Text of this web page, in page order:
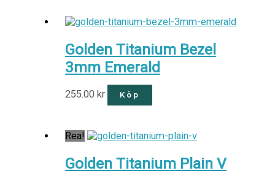
Golden Titanium Bezel
3mm Emerald
255.00 kr Köp
Rea!
Golden Titanium Plain V